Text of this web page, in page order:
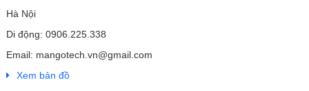
Hà Nội
Di động: 0906.225.338
Email: mangotech.vn@gmail.com
Xem bản đồ